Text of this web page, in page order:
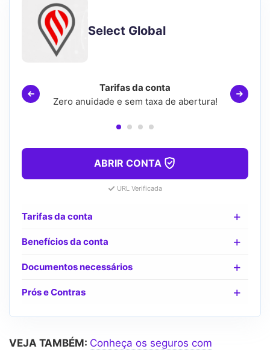
Select Global
Tarifas da conta
Zero anuidade e sem taxa de abertura!
ABRIR CONTA
URL Verificada
Tarifas da conta
Benefícios da conta
Documentos necessários
Prós e Contras
VEJA TAMBÉM: Conheça os seguros com